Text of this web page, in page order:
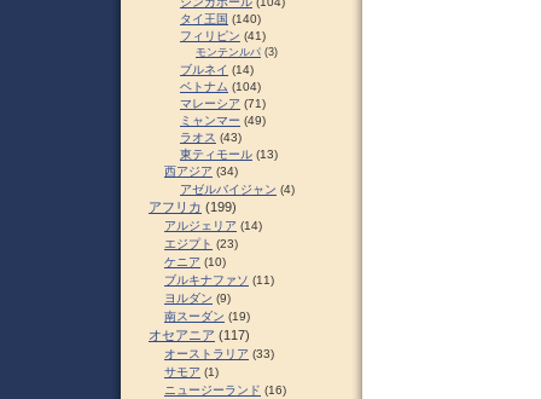
タイ王国 (140)
フィリピン (41)
モンテンルパ (3)
ブルネイ (14)
ベトナム (104)
マレーシア (71)
ミャンマー (49)
ラオス (43)
東ティモール (13)
西アジア (34)
アゼルバイジャン (4)
アフリカ (199)
アルジェリア (14)
エジプト (23)
ケニア (10)
ブルキナファソ (11)
ヨルダン (9)
南スーダン (19)
オセアニア (117)
オーストラリア (33)
サモア (1)
ニュージーランド (16)